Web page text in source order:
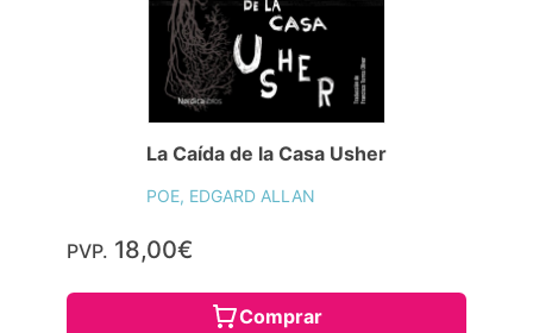
La Caída de la Casa Usher
POE, EDGARD ALLAN
PVP. 18,00€
Comprar